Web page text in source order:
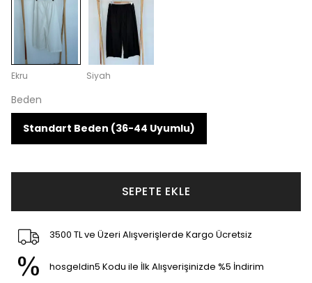
Ekru Siyah
Beden
Standart Beden (36-44 Uyumlu)
SEPETE EKLE
3500 TL ve Üzeri Alışverişlerde Kargo Ücretsiz
hosgeldin5 Kodu ile İlk Alışverişinizde %5 İndirim